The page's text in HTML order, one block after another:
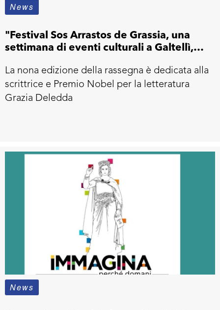
News
"Festival Sos Arrastos de Grassia, una
settimana di eventi culturali a Galtellì,
La nona edizione della rassegna è dedicata alla
scrittrice e Premio Nobel per la letteratura
Grazia Deledda
News